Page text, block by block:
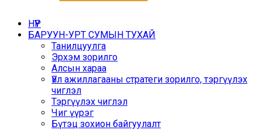
Menu
НҮҮР
БАРУУН-УРТ СУМЫН ТУХАЙ
Танилцуулга
Эрхэм зорилго
Алсын хараа
Үйл ажиллагааны стратеги зорилго, тэргүүлэх
чиглэл
Тэргүүлэх чиглэл
Чиг үүрэг
Бүтэц зохион байгуулалт